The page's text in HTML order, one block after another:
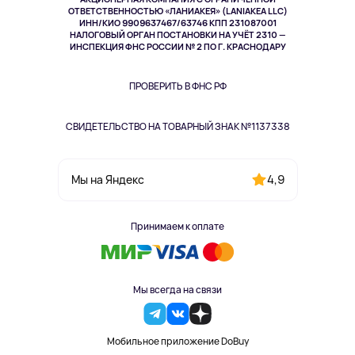
ОТВЕТСТВЕННОСТЬЮ «ЛАНИАКЕЯ» (LANIAKEA LLC)
ИНН/КИО 9909637467/63746 КПП 231087001
НАЛОГОВЫЙ ОРГАН ПОСТАНОВКИ НА УЧЁТ 2310 —
ИНСПЕКЦИЯ ФНС РОССИИ № 2 ПО Г. КРАСНОДАРУ
ПРОВЕРИТЬ В ФНС РФ
СВИДЕТЕЛЬСТВО НА ТОВАРНЫЙ ЗНАК №1137338
Мы на Яндекс 4,9
Принимаем к оплате
Мы всегда на связи
Мобильное приложение DoBuy
Здоровье питомцев
Одежда и аксессуары